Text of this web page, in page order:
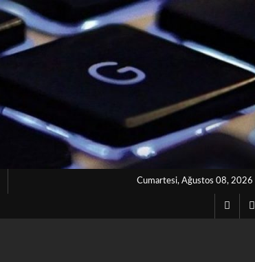
Cumartesi, Ağustos 08, 2026
Twitter